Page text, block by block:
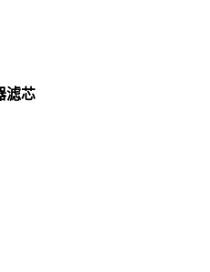
滤芯